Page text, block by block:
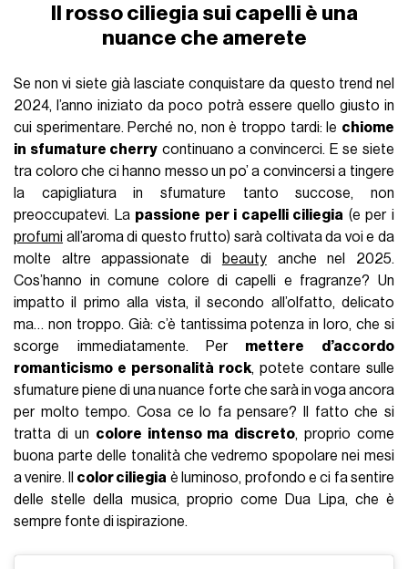
Il rosso ciliegia sui capelli è una
nuance che amerete
Se non vi siete già lasciate conquistare da questo trend nel
2024, l’anno iniziato da poco potrà essere quello giusto in
cui sperimentare. Perché no, non è troppo tardi: le chiome
in sfumature cherry continuano a convincerci. E se siete
tra coloro che ci hanno messo un po’ a convincersi a tingere
la capigliatura in sfumature tanto succose, non
preoccupatevi. La passione per i capelli ciliegia (e per i
profumi all’aroma di questo frutto) sarà coltivata da voi e da
molte altre appassionate di
beautyanche nel 2025.
Cos’hanno in comune colore di capelli e fragranze? Un
impatto il primo alla vista, il secondo all’olfatto, delicato
ma… non troppo. Già: c’è tantissima potenza in loro, che si
scorge immediatamente. Per mettere d’accordo
romanticismo e personalità rock, potete contare sulle
sfumature piene di una nuance forte che sarà in voga ancora
per molto tempo. Cosa ce lo fa pensare? Il fatto che si
tratta di un colore intenso ma discreto, proprio come
buona parte delle tonalità che vedremo spopolare nei mesi
a venire. Il color ciliegia è luminoso, profondo e ci fa sentire
delle stelle della musica, proprio come Dua Lipa, che è
sempre fonte di ispirazione.